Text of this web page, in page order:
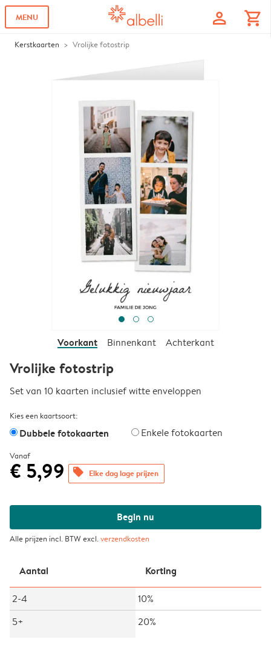
MENU profile shopping_cart
Kerstkaarten Vrolijke fotostrip
Voorkant Binnenkant Achterkant
Vrolijke fotostrip
Set van 10 kaarten inclusief witte enveloppen
Kies een kaartsoort:
Dubbele fotokaarten Enkele fotokaarten
Vanaf
€ 5,99 offers Elke dag lage prijzen
Begin nu
Alle prijzen incl. BTW excl.verzendkosten
Aantal Korting
2-4
10%
5+
20%